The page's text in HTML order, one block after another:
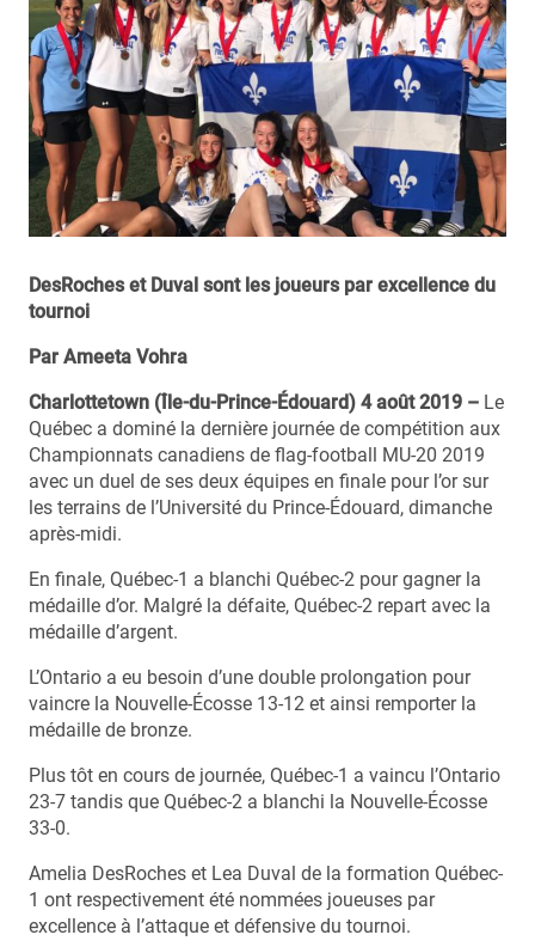
DesRoches et Duval sont les joueurs par excellence du
tournoi
Par Ameeta Vohra
Charlottetown (Île-du-Prince-Édouard) 4 août 2019 – Le
Québec a dominé la dernière journée de compétition aux
Championnats canadiens de flag-football MU-20 2019
avec un duel de ses deux équipes en finale pour l’or sur
les terrains de l’Université du Prince-Édouard, dimanche
après-midi.
En finale, Québec-1 a blanchi Québec-2 pour gagner la
médaille d’or. Malgré la défaite, Québec-2 repart avec la
médaille d’argent.
L’Ontario a eu besoin d’une double prolongation pour
vaincre la Nouvelle-Écosse 13-12 et ainsi remporter la
médaille de bronze.
Plus tôt en cours de journée, Québec-1 a vaincu l’Ontario
23-7 tandis que Québec-2 a blanchi la Nouvelle-Écosse
33-0.
Amelia DesRoches et Lea Duval de la formation Québec-
1 ont respectivement été nommées joueuses par
excellence à l’attaque et défensive du tournoi.